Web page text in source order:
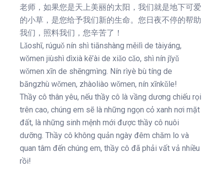
老师，如果您是天上美丽的太阳，我们就是地下可爱
的小草，是您给予我们新的生命。您日夜不停的帮助
我们，照料我们，您辛苦了！
Lǎoshī, rúguǒ nín shì tiānshàng měilì de tàiyáng,
wǒmen jiùshì dìxià kě’ài de xiǎo cǎo, shì nín jǐyǔ
wǒmen xīn de shēngmìng. Nín rìyè bù tíng de
bāngzhù wǒmen, zhàoliào wǒmen, nín xīnkǔle!
Thầy cô thân yêu, nếu thầy cô là vầng dương chiếu rọi
trên cao, chúng em sẽ là những ngọn cỏ xanh nơi mặt
đất, là những sinh mệnh mới được thầy cô nuôi
dưỡng. Thầy cô không quản ngày đêm chăm lo và
quan tâm đến chúng em, thầy cô đã phải vất vả nhiều
rồi!